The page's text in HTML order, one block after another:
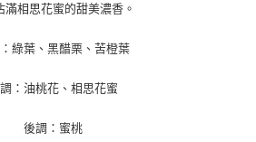
滿相思花蜜的甜美濃香。
綠葉、黑醋栗、苦橙葉
：油桃花、相思花蜜
後調：蜜桃